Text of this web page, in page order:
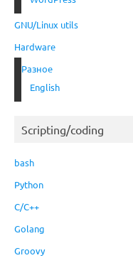
GNU/Linux utils
Hardware
Разное
English
Scripting/coding
bash
Python
C/C++
Golang
Groovy